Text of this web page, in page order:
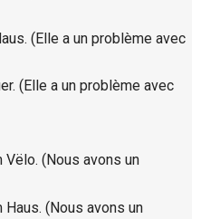
(Elle a un problème avec
(Elle a un problème avec
(Nous avons un
(Nous avons un